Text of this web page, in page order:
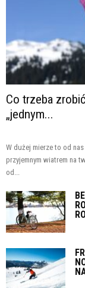
Co trzeba
„jednym...
W dużej mierze to od
przyjemnym wiatrem na
od...